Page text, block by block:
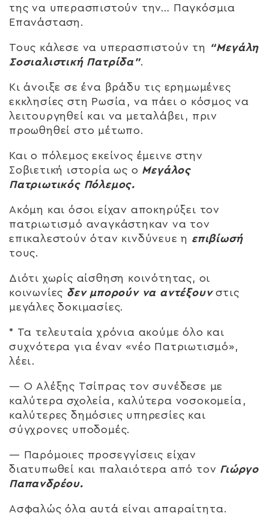
της να υπερασπιστούν την… Παγκόσμια
Επανάσταση.
Τους κάλεσε να υπερασπιστούν τη
“Μεγάλη
Σοσιαλιστική Πατρίδα”.
Κι άνοιξε σε ένα βράδυ τις ερημωμένες
εκκλησίες στη Ρωσία, να πάει ο κόσμος να
λειτουργηθεί και να μεταλάβει, πριν
προωθηθεί στο μέτωπο.
Και ο πόλεμος εκείνος έμεινε στην
Σοβιετική ιστορία ως ο Μεγάλος
Πατριωτικός Πόλεμος.
Ακόμη και όσοι είχαν αποκηρύξει τον
πατριωτισμό αναγκάστηκαν να τον
επικαλεστούν όταν κινδύνευε η επιβίωσή
τους.
Διότι χωρίς αίσθηση κοινότητας, οι
κοινωνίες δεν μπορούν να αντέξουνστις
μεγάλες δοκιμασίες.
* Τα τελευταία χρόνια ακούμε όλο και
συχνότερα για έναν «νέο Πατριωτισμό»,
λέει.
— Ο Αλέξης Τσίπρας τον συνέδεσε με
καλύτερα σχολεία, καλύτερα νοσοκομεία,
καλύτερες δημόσιες υπηρεσίες και
σύγχρονες υποδομές.
— Παρόμοιες προσεγγίσεις είχαν
διατυπωθεί και παλαιότερα από τον Γιώργο
Παπανδρέου.
Ασφαλώς όλα αυτά είναι απαραίτητα.